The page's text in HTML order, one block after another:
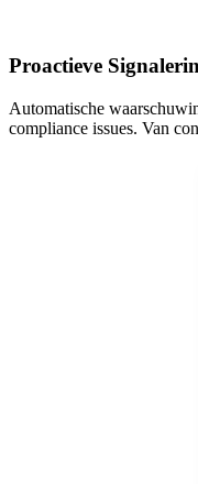
Proactieve
Automatische
compliance issues. Van